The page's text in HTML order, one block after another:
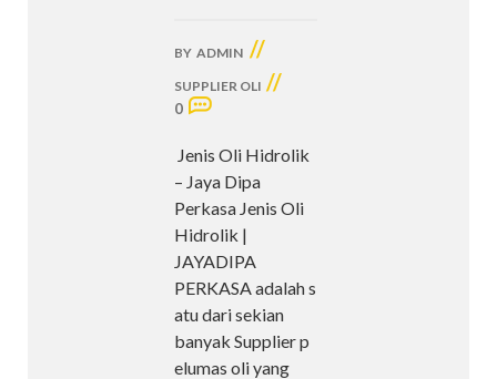
BY ADMIN //
SUPPLIER OLI //
0
Jenis Oli Hidrolik
– Jaya Dipa
Perkasa Jenis Oli
Hidrolik |
JAYADIPA
PERKASA adalah s
atu dari sekian
banyak Supplier p
elumas oli yang